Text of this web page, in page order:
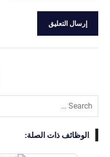
Search
الوظائف ذات الصلة: